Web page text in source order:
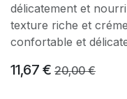
délicatement et
texture riche et
confortable et
11,67 € 20,00€